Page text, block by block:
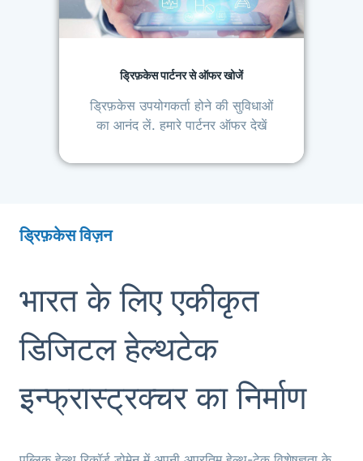
ड्रिफ़केस पार्टनर से ऑफर खोजें
ड्रिफ़केस उपयोगकर्ता होने की सुविधाओं
का आनंद लें. हमारे पार्टनर ऑफर देखें
ड्रिफ़केस विज़न
भारत के लिए एकीकृत
डिजिटल हेल्थटेक
इन्फ्रास्ट्रक्चर का निर्माण